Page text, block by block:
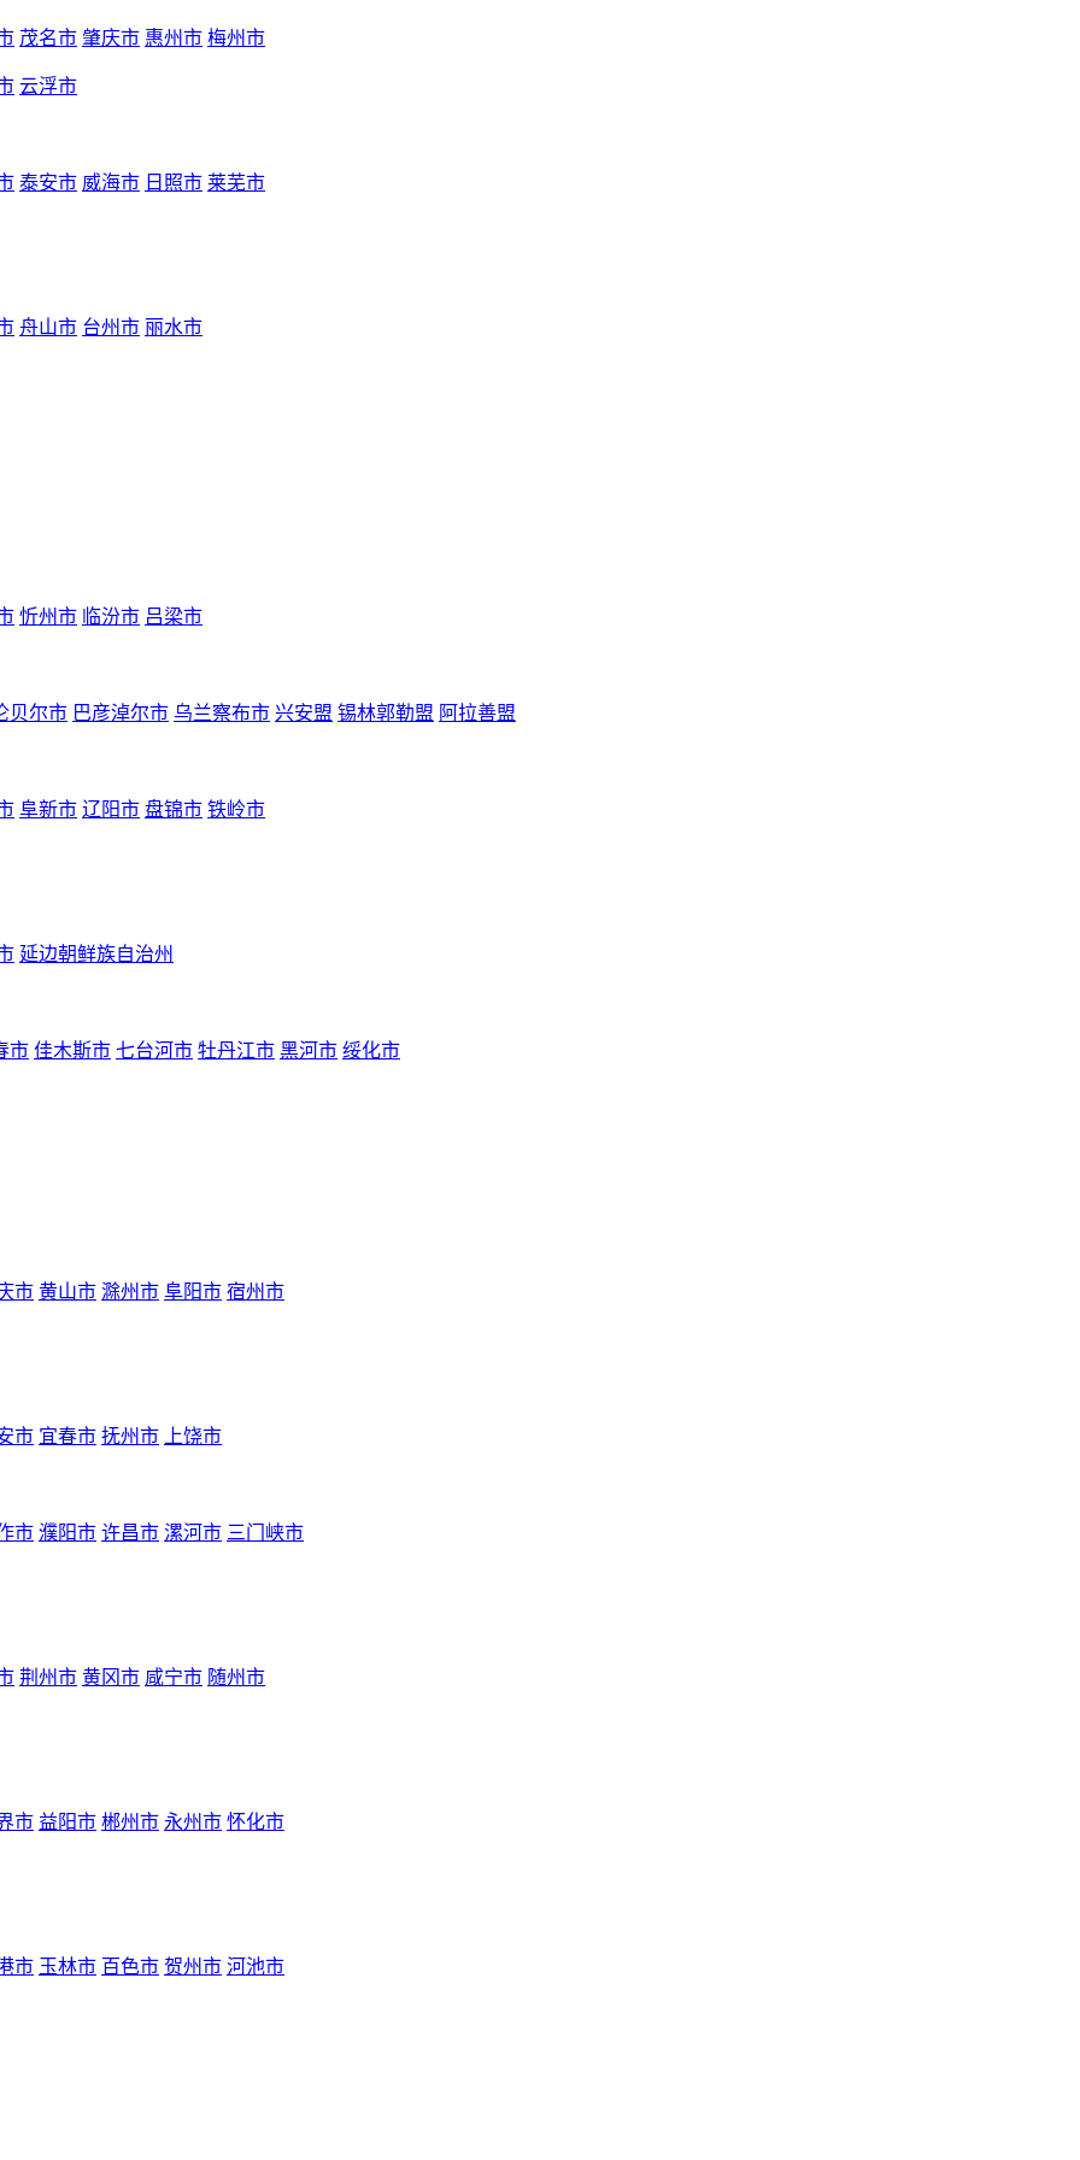
茂名市 肇庆市 惠州市 梅州市
云浮市
泰安市 威海市 日照市 莱芜市
舟山市 台州市 丽水市
忻州市 临汾市 吕梁市
贝尔市 巴彦淖尔市 乌兰察布市 兴安盟 锡林郭勒盟 阿拉善盟
阜新市 辽阳市 盘锦市 铁岭市
延边朝鲜族自治州
市 佳木斯市 七台河市 牡丹江市 黑河市 绥化市
市 黄山市 滁州市 阜阳市 宿州市
市 宜春市 抚州市 上饶市
市 濮阳市 许昌市 漯河市 三门峡市
荆州市 黄冈市 咸宁市 随州市
市 益阳市 郴州市 永州市 怀化市
市 玉林市 百色市 贺州市 河池市